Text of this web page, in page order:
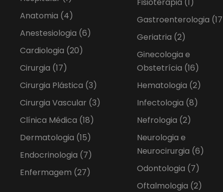
Anatomia (4)
Anestesiologia (6)
Cardiologia (20)
Cirurgia (17)
Cirurgia Plástica (3)
Cirurgia Vascular (3)
Clínica Médica (18)
Dermatologia (15)
Endocrinologia (7)
Enfermagem (27)
Gastroenterologia
Geriatria (2)
Ginecologia e
Obstetrícia (16)
Hematologia (2)
Infectologia (8)
Nefrologia (2)
Neurologia e
Neurocirurgia (6)
Odontologia (7)
Oftalmologia (2)